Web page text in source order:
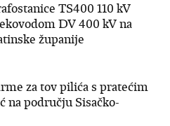
TS400 110 kV
DV 400 kV na
županije
za tov pilića s pratećim
na području Sisačko-